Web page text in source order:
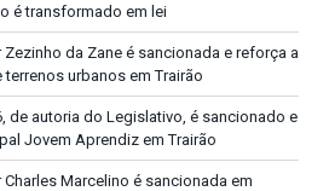
é transformado em lei
da Zane é sancionada e reforça a
urbanos em Trairão
de autoria do Legislativo, é sancionado e
Jovem Aprendiz em Trairão
Marcelino é sancionada em